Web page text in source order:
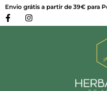
Envio grátis a partir de 39€ para